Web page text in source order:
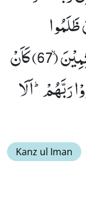
ظَلَمُوا
الصَّیْحَةُ فَاَصْبَحُوْا فِیْ دِیَارِهِمْ جٰثِمِیْنَۙ (67) كَاَنْ
رَبَّهُمْؕ-اَلَا
Kanz ul Iman